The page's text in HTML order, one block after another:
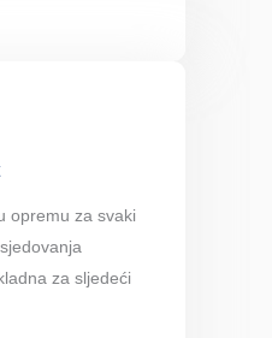
opremu za svaki
za sljedeći